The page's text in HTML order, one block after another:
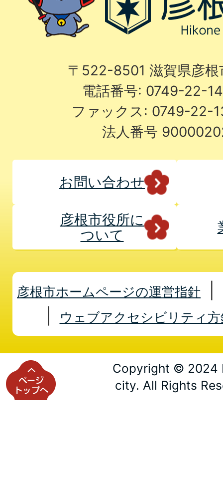
〒522-8501 滋賀県彦
電話番号: 0749-22-
ファックス: 0749-22-
法人番号
お問い合わせ
彦根市役所に
ついて
彦根市ホームページの運営指針
ウェブアクセシビリティ方
Copyright © 2024
city. All Rights